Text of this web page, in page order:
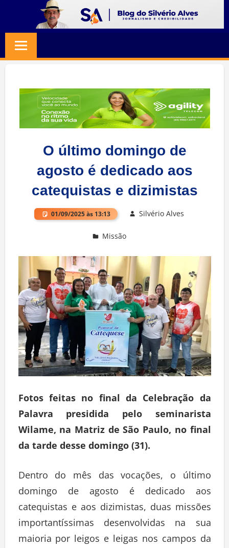
content
SILVERIO
ALVES
Jornalismo
Credibilidade
O último domingo de
agosto é dedicado aos
catequistas e dizimistas
01/09/2025 às 13:13 Silvério Alves
Missão
Fotos feitas no final da Celebração da
Palavra presidida pelo seminarista
Wilame, na Matriz de São Paulo, no final
da tarde desse domingo (31).
Dentro do mês das vocações, o último
domingo de agosto é dedicado aos
catequistas e aos dizimistas, duas missões
importantíssimas desenvolvidas na sua
maioria por leigos e leigas nos campos da